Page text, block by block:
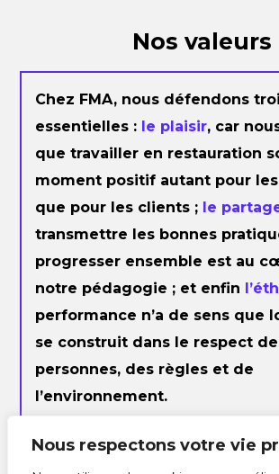
Nous respectons votre vie
Nos valeurs
Chez FMA, nous défendons
essentielles : le plaisir, car
que travailler en restauration
moment positif autant pour
que pour les clients ; le
transmettre les bonnes
progresser ensemble est au
notre pédagogie ; et enfin
performance n’a de sens que
se construit dans le respect
personnes, des règles et de
l’environnement.